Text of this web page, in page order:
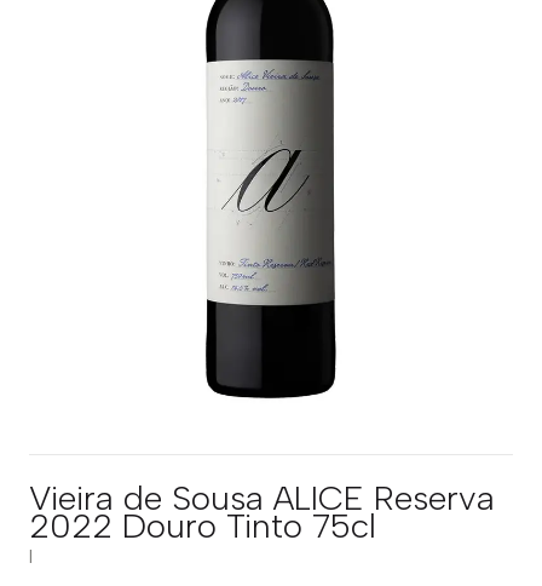
Vieira de Sousa ALICE Reserva
2022 Douro Tinto 75cl